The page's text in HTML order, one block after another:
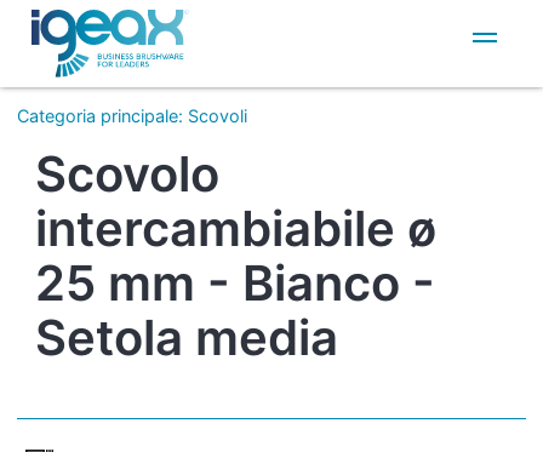
IT
EN
Categoria principale: Scovoli
Scovolo
intercambiabile ø
25 mm - Bianco -
Setola media